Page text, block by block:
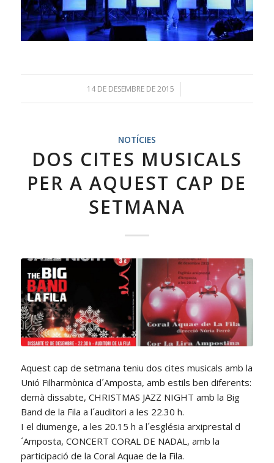
14 DE DESEMBRE DE 2015
/
NOTÍCIES
DOS CITES MUSICALS
PER A AQUEST CAP DE
SETMANA
Aquest cap de setmana teniu dos cites musicals amb la
Unió Filharmònica d´Amposta, amb estils ben diferents:
demà dissabte, CHRISTMAS JAZZ NIGHT amb la Big
Band de la Fila a l´auditori a les 22.30 h.
I el diumenge, a les 20.15 h a l´església arxiprestal d
´Amposta, CONCERT CORAL DE NADAL, amb la
participació de la Coral Aquae de la Fila.